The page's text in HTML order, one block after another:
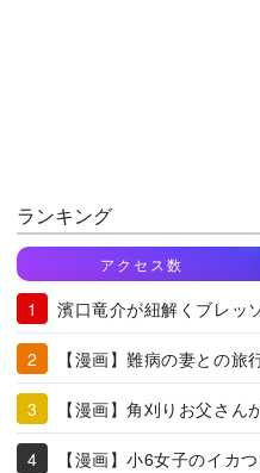
ランキング
アクセス数
濱口竜介が紐解くブレッ
【漫画】難病の妻との旅
【漫画】角刈りお父さん
【漫画】小6女子のイカ